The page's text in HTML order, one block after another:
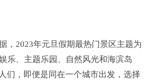
，2023年元旦假期最热门景区主题为
乐、主题乐园、自然风光和海滨岛
们，即便是同在一个城市出发，选择